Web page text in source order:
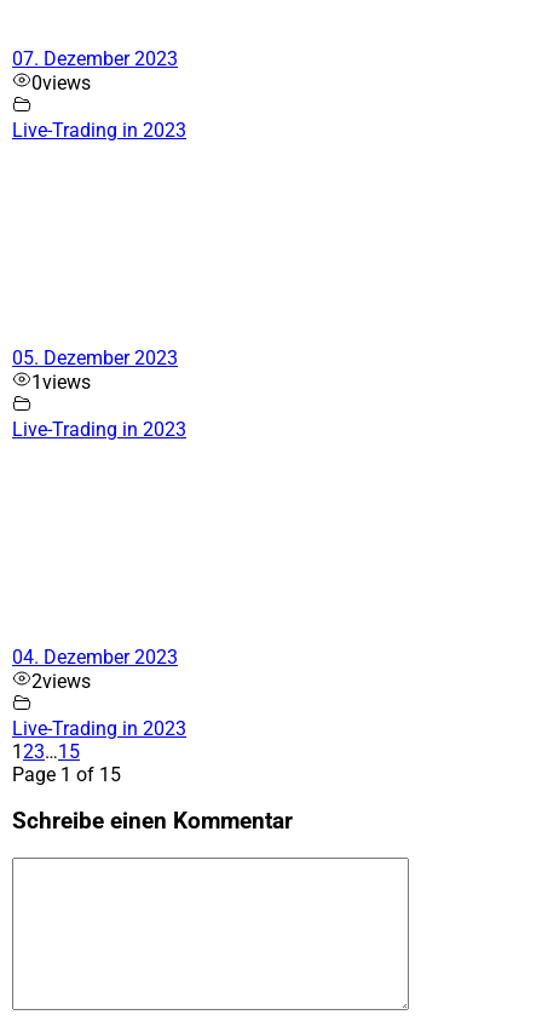
07. Dezember 2023
0views
Live-Trading in 2023
05. Dezember 2023
1views
Live-Trading in 2023
04. Dezember 2023
2views
Live-Trading in 2023
123…15
Page 1 of 15
Schreibe einen Kommentar